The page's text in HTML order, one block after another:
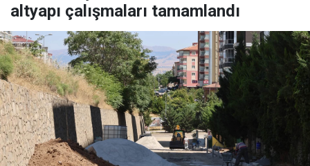
altyapı çalışmaları tamamlandı